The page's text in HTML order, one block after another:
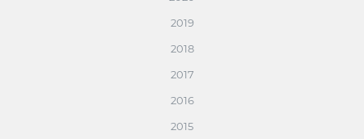
2019
2018
2017
2016
2015